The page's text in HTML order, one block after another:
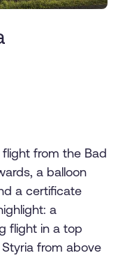
flight from the Bad
a balloon
a certificate
a
flight in a top
from above